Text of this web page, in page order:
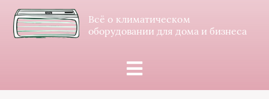
Всё о климатическом
оборудовании для дома и бизнеса